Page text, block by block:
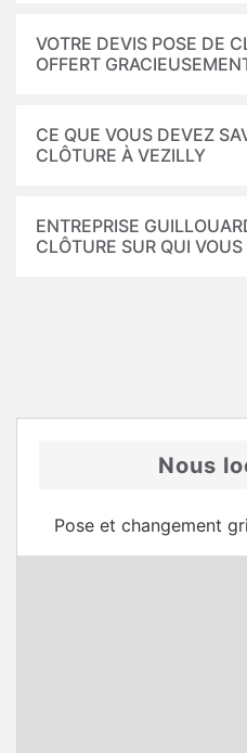
VOTRE DEVIS POSE DE
OFFERT
CE QUE VOUS DEVEZ
CLÔTURE À VEZILLY
ENTREPRISE
CLÔTURE SUR QUI
Nous
Pose et changement